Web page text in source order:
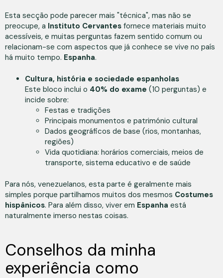
Esta secção pode parecer mais "técnica", mas não se
preocupe, a Instituto Cervantes fornece materiais muito
acessíveis, e muitas perguntas fazem sentido comum ou
relacionam-se com aspectos que já conhece se vive no país
há muito tempo. Espanha.
Cultura, história e sociedade espanholas
Este bloco inclui o 40% do exame (10 perguntas) e
incide sobre:
Festas e tradições
Principais monumentos e património cultural
Dados geográficos de base (rios, montanhas,
regiões)
Vida quotidiana: horários comerciais, meios de
transporte, sistema educativo e de saúde
Para nós, venezuelanos, esta parte é geralmente mais
simples porque partilhamos muitos dos mesmos Costumes
hispânicos. Para além disso, viver em Espanha está
naturalmente imerso nestas coisas.
Conselhos da minha
experiência como